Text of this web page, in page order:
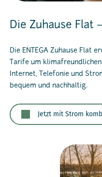
Die Zuhause Flat
Die ENTEGA Zuhause Flat
Tarife um
Internet, Telefonie und
bequem und nachhaltig.
Jetzt mit Strom